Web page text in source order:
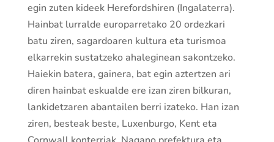
egin zuten kideek Herefordshiren (Ingalaterra).
Hainbat lurralde europarretako 20 ordezkari
batu ziren, sagardoaren kultura eta turismoa
elkarrekin sustatzeko ahaleginean sakontzeko.
Haiekin batera, gainera, bat egin aztertzen ari
diren hainbat eskualde ere izan ziren bilkuran,
lankidetzaren abantailen berri izateko. Han izan
ziren, besteak beste, Luxenburgo, Kent eta